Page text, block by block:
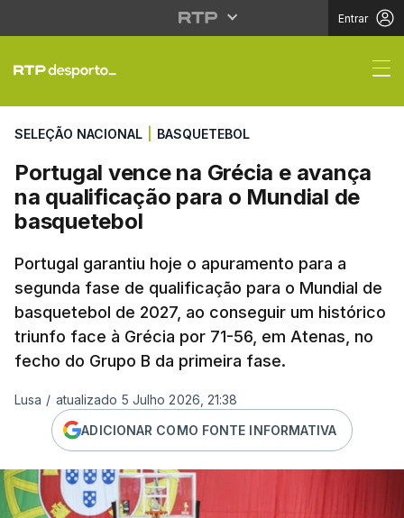
Entrar
Portugal vence na
SELEÇÃO NACIONAL BASQUETEBOL
Portugal vence na Grécia e avança
na qualificação para o Mundial de
basquetebol
Portugal garantiu hoje o apuramento para a
segunda fase de qualificação para o Mundial de
basquetebol de 2027, ao conseguir um histórico
triunfo face à Grécia por 71-56, em Atenas, no
fecho do Grupo B da primeira fase.
Lusa / atualizado 5 Julho 2026, 21:38
ADICIONAR COMO FONTE INFORMATIVA